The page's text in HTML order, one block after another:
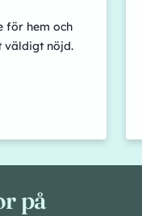
för hem och
väldigt nöjd.
på